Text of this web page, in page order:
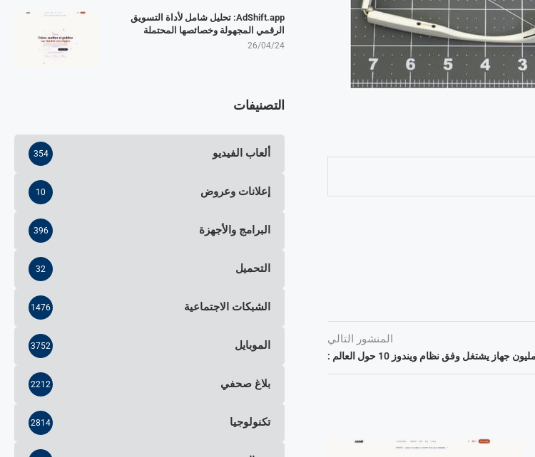
المنشور التالي
AdShift.app: تحليل شامل لأداة التسويق
الرقمي المجهولة وخصائصها المحتملة
26/04/24
التصنيفات
ألعاب الفيديو 354
إعلانات وعروض 10
البرامج والأجهزة 396
التحميل 32
الشبكات الاجتماعية 1476
الموبايل 3752
بلاغ صحفي 2212
تكنولوجيا 2814